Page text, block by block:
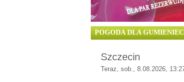
POGODA DLA GUMIENIEC